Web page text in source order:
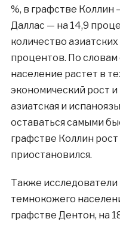
%, в графстве Коллин
Даллас — на 14,9
количество
процентов. По словам
население растет в
экономический рост
азиатская и
оставаться самыми
графстве Коллин
приостановился.
Также
темнокожего
графстве Дентон, на